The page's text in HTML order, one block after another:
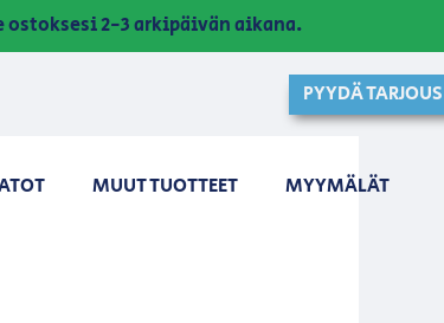
ostoksesi 2-3 arkipäivän aikana.
PYYDÄ
MUUT TUOTTEET MYYMÄLÄT